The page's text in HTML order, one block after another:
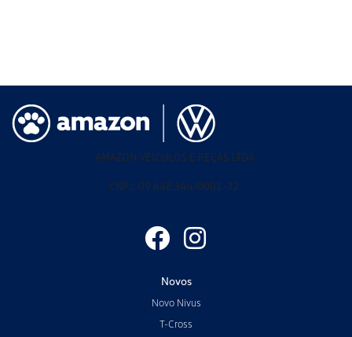
AMAZON VEICULOS E PEÇAS LTDA
CNPJ: 09.448.344/0001-32
Novos
Novo Nivus
T-Cross